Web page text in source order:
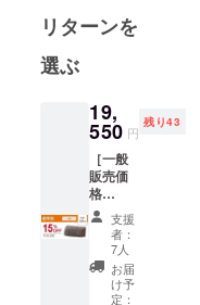
らいいな」
を形にして
おります。
キルや経験
を活かして
今後も幅広
く活動して
いく予定で
す。
リターンを
選ぶ
19,
550 円
残り43
［一般
販売価
格
23,000
円の
15%OF
F］ ※ご
注文状
況、使
支援
者：
7人
お届
け予
定：